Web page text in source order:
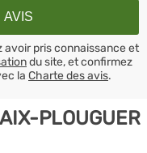
avoir pris connaissance et
du site, et confirmez
la Charte des avis.
PLOUGUER